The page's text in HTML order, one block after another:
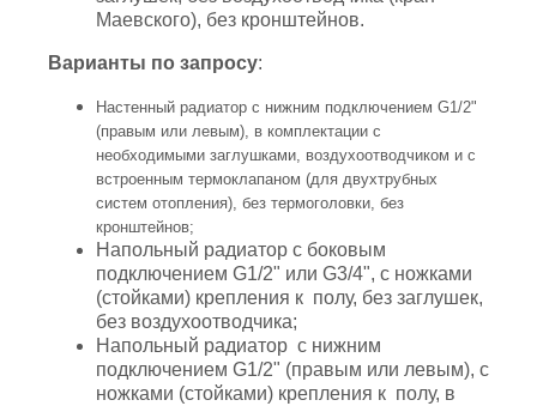
Маевского), без кронштейнов.
Варианты по запросу:
Настенный радиатор с нижним подключением G1/2"
(правым или левым), в комплектации с
необходимыми заглушками, воздухоотводчиком и с
встроенным термоклапаном (для двухтрубных
систем отопления), без термоголовки, без
кронштейнов;
Напольный радиатор с боковым
подключением G1/2" или G3/4", с ножками
(стойками) крепления к полу, без заглушек,
без воздухоотводчика;
Напольный радиатор с нижним
подключением G1/2" (правым или левым), с
ножками (стойками) крепления к полу, в